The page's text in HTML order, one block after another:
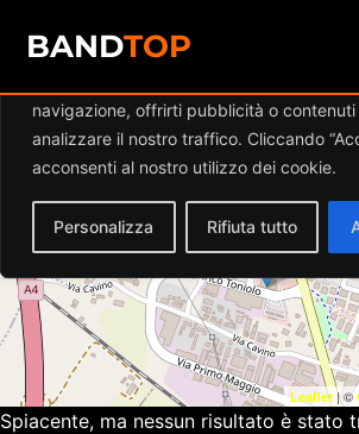
Diamo valore alla tua privacy
navigazione, offrirti pubblicità o
analizzare il nostro traffico. Cliccando
acconsenti al nostro utilizzo dei cookie.
Personalizza Rifiuta tutto
BANDTOP
Eventi a
+
Leaflet | ©
Spiacente, ma nessun risultato è stato